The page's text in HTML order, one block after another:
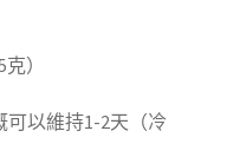
）
可以維持1-2天（冷